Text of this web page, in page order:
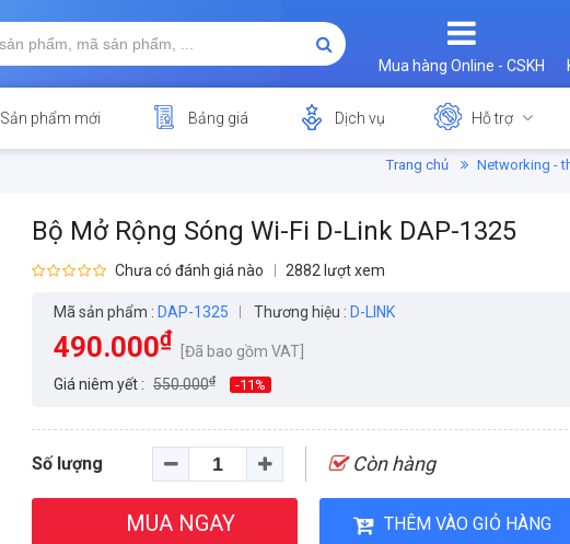
Mua hàng Online - CSKH
Sản phẩm mới Bảng giá Dịch vụ Hỗ trợ
Trang chủ Networking -
Bộ Mở Rộng Sóng Wi-Fi D-Link DAP-1325
Chưa có đánh giá nào 2882 lượt xem
Mã sản phẩm : DAP-1325 Thương hiệu : D-LINK
490.000₫
[Đã bao gồm VAT]
Giá niêm yết : 550.000₫ -11%
Số lượng Còn hàng
MUA NGAY THÊM VÀO GIỎ HÀNG